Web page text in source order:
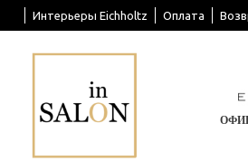
Интерьеры Eichholtz Оплата